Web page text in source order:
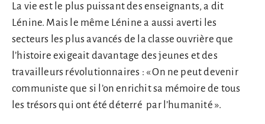
La vie est le plus puissant des enseignants, a dit
Lénine. Mais le même Lénine a aussi averti les
secteurs les plus avancés de la classe ouvrière que
l’histoire exigeait davantage des jeunes et des
travailleurs révolutionnaires : « On ne peut devenir
communiste que si l’on enrichit sa mémoire de tous
les trésors qui ont été déterré par l’humanité ».